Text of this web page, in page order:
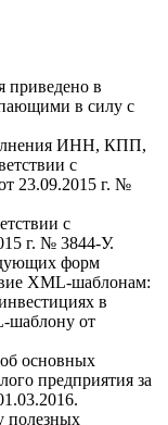
приведено в
в силу с
ИНН, КПП,
с
23.09.2015 г. №
с
г. № 3844-У.
форм
XML-шаблонам:
в
шаблону от
основных
предприятия за
полезных